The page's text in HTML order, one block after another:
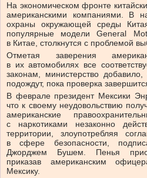
На экономическом фронте
американскими компаниями. В
охраны окружающей среды
популярные модели General
в Китае, столкнутся с проблемой
Отметая заверения
в их автомобилях все
законам, министерство добавило,
подождут, пока проверка
В феврале президент Мексики
что к своему неудовольствию
американские
с наркотиками незаконно
территории, злоупотребляя
в сфере безопасности,
Джорджем Бушем. Пенья
приказав американским
Мексику.